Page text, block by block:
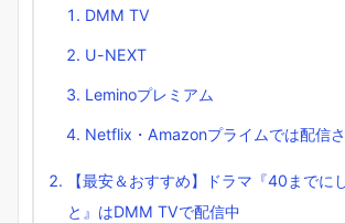
DMM TV
U-NEXT
Leminoプレミアム
Netflix・Amazonプライムでは配信
【最安＆おすすめ】ドラマ『40までに
と』はDMM TVで配信中